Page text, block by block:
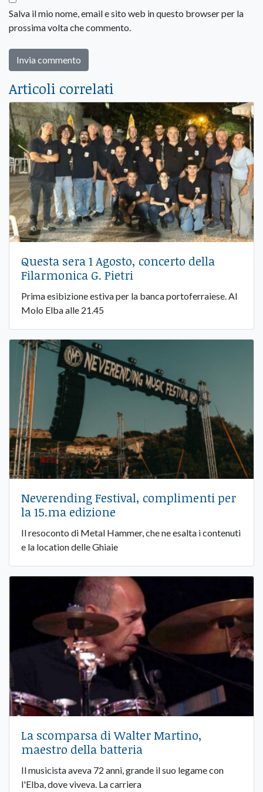
Salva il mio nome, email e sito web in questo browser per la
prossima volta che commento.
Articoli correlati
Questa sera 1 Agosto, concerto della
Filarmonica G. Pietri
Prima esibizione estiva per la banca portoferraiese. Al
Molo Elba alle 21.45
Neverending Festival, complimenti per
la 15.ma edizione
Il resoconto di Metal Hammer, che ne esalta i contenuti
e la location delle Ghiaie
La scomparsa di Walter Martino,
maestro della batteria
Il musicista aveva 72 anni, grande il suo legame con
l'Elba, dove viveva. La carriera